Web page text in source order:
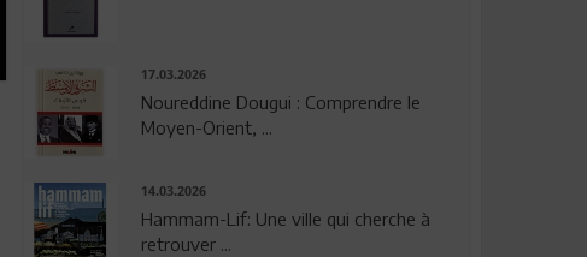
17.03.2026
Noureddine Dougui : Comprendre le
Moyen-Orient, ...
14.03.2026
Hammam-Lif: Une ville qui cherche à
retrouver ...